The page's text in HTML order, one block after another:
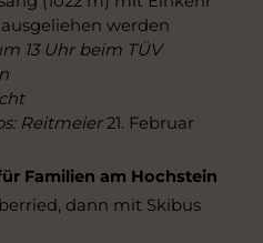
werden
13 Uhr beim TÜV
Reitmeier21. Februar
Familien am Hochstein
dann mit Skibus